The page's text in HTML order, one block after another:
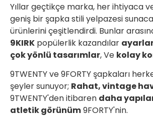
Yıllar geçtikçe marka, her ihtiyaca
geniş bir şapka stili yelpazesi
ürünlerini çeşitlendirdi. Bunlar
9KIRK popülerlik kazandılar
çok yönlü tasarımlar, Ve kolay
9TWENTY ve 9FORTY şapkaları
şeyler sunuyor; Rahat, vintage
9TWENTY'den itibaren daha
atletik görünüm9FORTY'nin.